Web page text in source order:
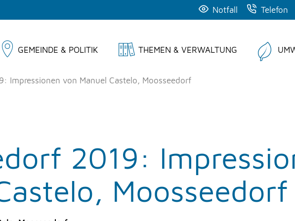
Notfall Telefon
GEMEINDE & POLITIK THEMEN & VERWALTUNG
Impressionen von Manuel Castelo, Moosseedorf
2019:
Moosseedorf